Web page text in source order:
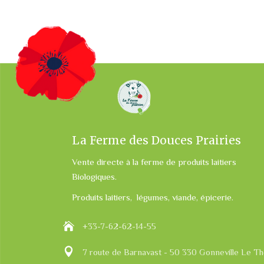
La Ferme des Douces Prairies
Vente directe à la ferme de produits laitiers
Biologiques.
Produits laitiers, légumes, viande, épicerie.
+33-7-62-62-14-55
7 route de Barnavast - 50 330 Gonneville Le